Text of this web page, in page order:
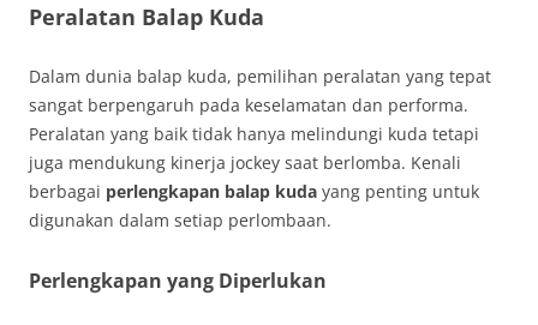
Peralatan Balap Kuda
Dalam dunia balap kuda, pemilihan peralatan yang tepat
sangat berpengaruh pada keselamatan dan performa.
Peralatan yang baik tidak hanya melindungi kuda tetapi
juga mendukung kinerja jockey saat berlomba. Kenali
berbagai perlengkapan balap kuda yang penting untuk
digunakan dalam setiap perlombaan.
Perlengkapan yang Diperlukan